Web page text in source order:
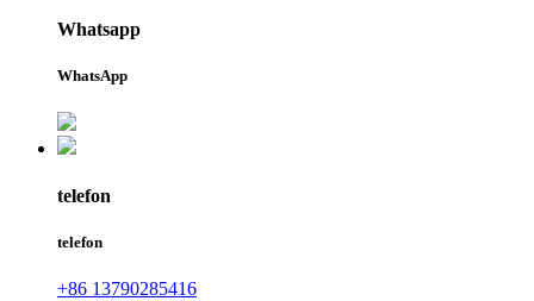
Whatsapp
WhatsApp
telefon
telefon
+86 13790285416